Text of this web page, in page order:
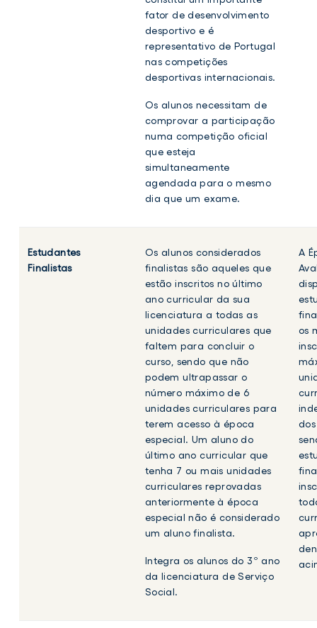
fator de desenvolvimento
desportivo e é
representativo de Portugal
nas competições
desportivas internacionais.
Os alunos necessitam de
comprovar a participação
numa competição oficial
que esteja
simultaneamente
agendada para o mesmo
dia que um exame.
Estudantes
Finalistas
Os alunos considerados
finalistas são aqueles que
estão inscritos no último
ano curricular da sua
licenciatura a todas as
unidades curriculares que
faltem para concluir o
curso, sendo que não
podem ultrapassar o
número máximo de 6
unidades curriculares para
terem acesso à época
especial. Um aluno do
último ano curricular que
tenha 7 ou mais unidades
curriculares reprovadas
anteriormente à época
especial não é considerado
um aluno finalista.
Integra os alunos do 3º ano
da licenciatura de Serviço
Social.
A
os